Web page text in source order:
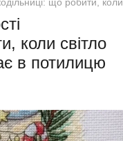
коли світло
в потилицю